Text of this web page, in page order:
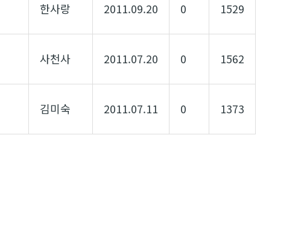
한사랑 2011.09.20 0 1529
사천사 2011.07.20 0 1562
김미숙 2011.07.11 0 1373